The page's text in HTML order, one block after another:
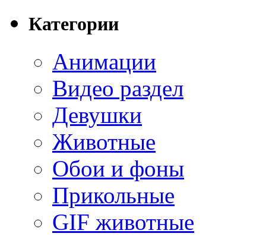
Категории
Анимации
Видео раздел
Девушки
Животные
Обои и фоны
Прикольные
GIF животные